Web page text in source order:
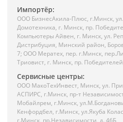
Импортёр:
ООО БизнесАкила-Плюc, г.Минск,
Домотехника, г. Минск, пр.
Компьютеры Айвен, г. Минск, ул.
Дистрибуция, Минский район,
7; ООО Мератех, пер. г.Минск,
Триовист, г. Минск, пр.
Сервисные центры:
ООО МакоТехИнвест, Минск, ул.
АСПИРС, г.Минск, пр-т
Мобайлрем, г.Минск,
Кенфордбел, г.Минск, ул.Якуба
г.Минск, пр.Независимости, д. 46Б